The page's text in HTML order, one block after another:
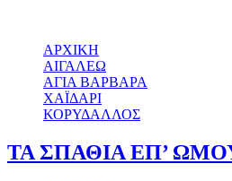
ΑΡΧΙΚΗ
ΑΙΓΑΛΕΩ
ΑΓΙΑ ΒΑΡΒΑΡΑ
ΧΑΪΔΑΡΙ
ΚΟΡΥΔΑΛΛΟΣ
ΤΑ ΣΠΑΘΙΑ ΕΠ’